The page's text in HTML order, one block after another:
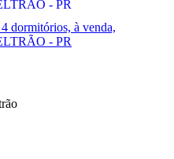
dormitórios, à venda,
- PR